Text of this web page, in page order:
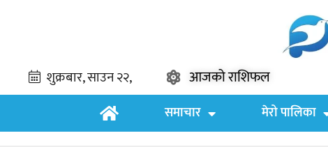
आजको राशिफल
समाचार मेरो पालिका